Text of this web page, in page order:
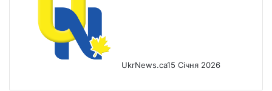
UkrNews.ca15 Січня 2026